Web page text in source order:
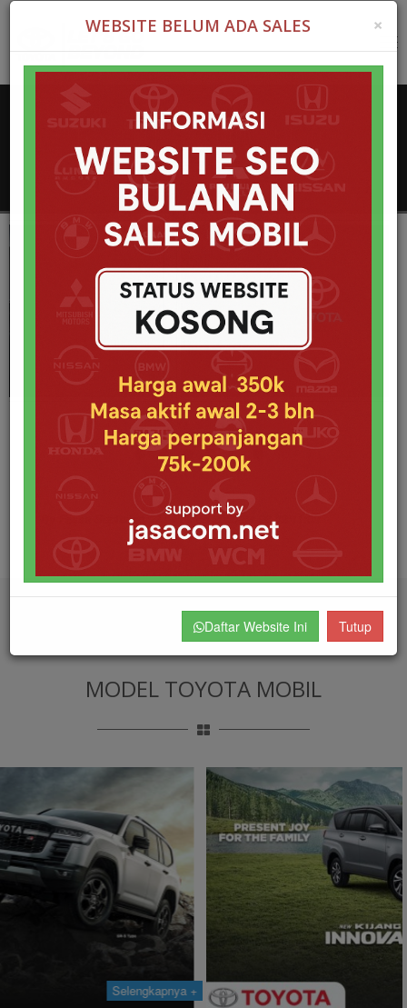
×
WEBSITE BELUM ADA SALES
Daftar Website Ini Tutup
Toyota New Venture Jakarta
Home Mobil Toyota New Venture
By Fassa Septarico Posted 2020-04-26 02:11:09
MODEL TOYOTA MOBIL
Selengkapnya +